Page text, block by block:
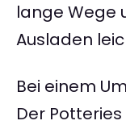
lange Wege
Ausladen
Bei einem
Der